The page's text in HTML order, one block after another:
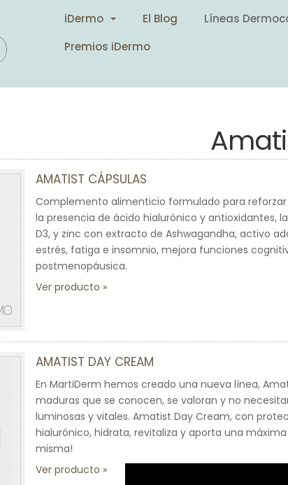
iDermo El Blog Líneas
Premios iDermo
AMATIST CÁPSULAS
Complemento alimenticio formulado para
la presencia de ácido hialurónico y antioxidantes,
D3, y zinc con extracto de Ashwagandha, activo
estrés, fatiga e insomnio, mejora funciones
postmenopáusica.
Ver producto
AMATIST DAY CREAM
En MartiDerm hemos creado una nueva línea,
maduras que se conocen, se valoran y no
luminosas y vitales. Amatist Day Cream, con
hialurónico, hidrata, revitaliza y aporta una
misma!
Ver producto